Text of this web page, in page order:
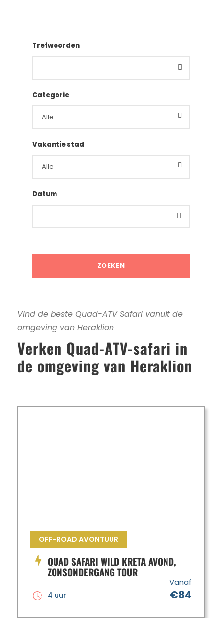
Trefwoorden
Categorie
Vakantie stad
Datum
Vind de beste Quad-ATV Safari vanuit de
omgeving van Heraklion
Verken Quad-ATV-safari in
de omgeving van Heraklion
OFF-ROAD AVONTUUR
QUAD SAFARI WILD KRETA AVOND,
ZONSONDERGANG TOUR
Vanaf
€84
4 uur